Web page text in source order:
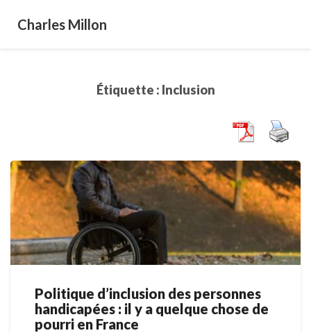
Charles Millon
Étiquette : Inclusion
Politique
d’inclusion
des
Politique d’inclusion des personnes
handicapées : il y a quelque chose de
pourri en France